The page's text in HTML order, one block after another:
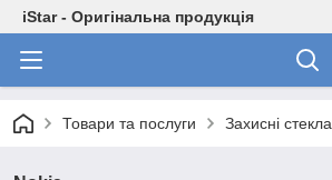
iStar - Оригінальна продукція
Товари та послуги Захисні стекла